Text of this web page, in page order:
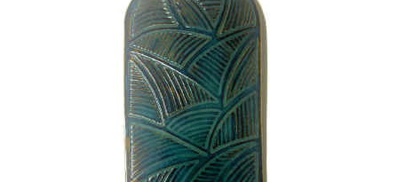
Plaque décorative LILA
90,00€